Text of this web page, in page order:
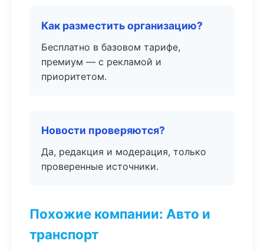
Как разместить организацию?
Бесплатно в базовом тарифе,
премиум — с рекламой и
приоритетом.
Новости проверяются?
Да, редакция и модерация, только
проверенные источники.
Похожие компании: Авто и
транспорт